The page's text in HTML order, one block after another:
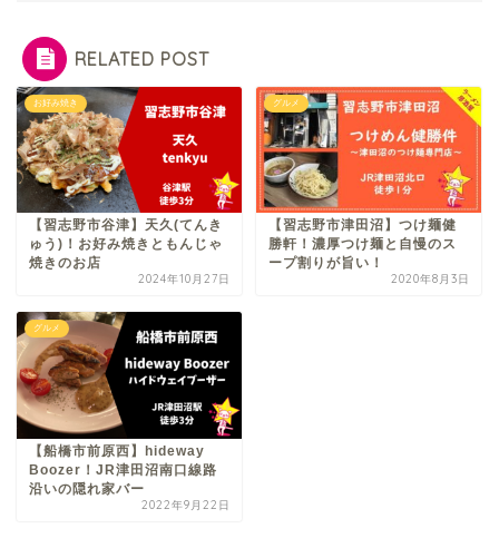
RELATED POST
お好み焼き
【習志野市谷津】天久(てんき
ゅう)！お好み焼きともんじゃ
焼きのお店
2024年10月27日
グルメ
【習志野市津田沼】つけ麺健
勝軒！濃厚つけ麺と自慢のス
ープ割りが旨い！
2020年8月3日
グルメ
【船橋市前原西】hideway
Boozer！JR津田沼南口線路
沿いの隠れ家バー
2022年9月22日